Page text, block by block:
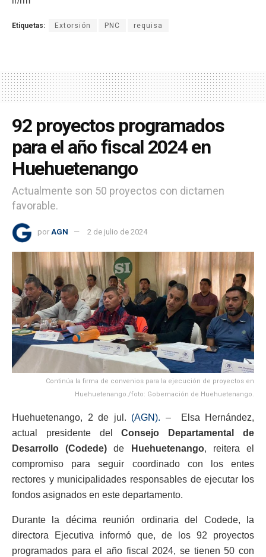
Etiquetas: Extorsión PNC requisa
92 proyectos programados
para el año fiscal 2024 en
Huehuetenango
Actualmente son 50 proyectos con dictamen
favorable.
por AGN 2 de julio de 2024
Continúa la firma de convenios para la ejecución de proyectos en
Huehuetenango./foto: Gobernación de Huehuetenango.
Huehuetenango, 2 de jul. (AGN). – Elsa Hernández,
actual presidente delConsejo Departamental de
Desarrollo (Codede) de Huehuetenango, reitera el
compromiso para seguir coordinado con los entes
rectores y municipalidades responsables de ejecutar los
fondos asignados en este departamento.
Durante la décima reunión ordinaria del Codede, la
directora Ejecutiva informó que, de los 92 proyectos
programados para el año fiscal 2024, se tienen 50 con